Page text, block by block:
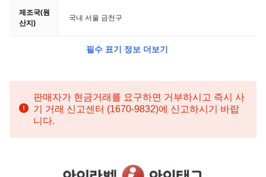
제조국(원
산지)
국내 서울 금천구
필수 표기 정보 더보기
판매자가 현금거래를 요구하면 거부하시고 즉시 사
기 거래 신고센터 (1670-9832)에 신고하시기 바랍
니다.